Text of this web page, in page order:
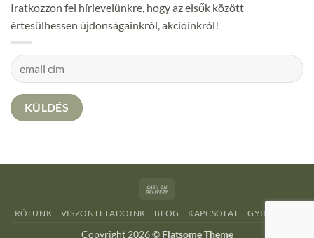
Iratkozzon fel hírlevelünkre, hogy az elsők között
értesülhessen újdonságainkról, akcióinkról!
Delivery
RÓLUNK VISZONTELADOINK BLOG KAPCSOLAT GYIK
Copyright 2026 © Flatsome Theme